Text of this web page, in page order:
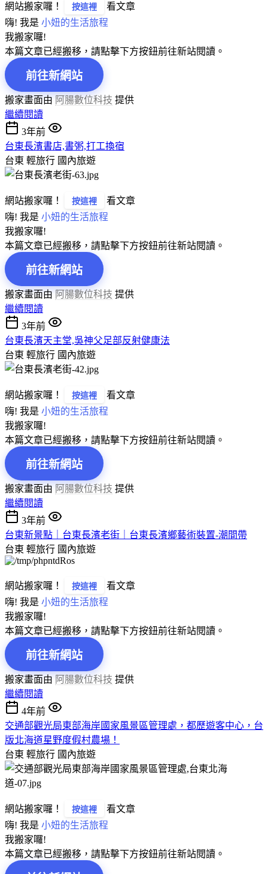
網站搬家囉！ 按這裡
看文章
嗨! 我是 小妞的生活旅程
我搬家囉!
本篇文章已經搬移，請點擊下方按鈕前往新站閱讀。
前往新網站
搬家畫面由 阿腸數位科技 提供
繼續閱讀
3年前
台東長濱書店,書粥,打工換宿
台東 輕旅行 國內旅遊
網站搬家囉！ 按這裡
看文章
嗨! 我是 小妞的生活旅程
我搬家囉!
本篇文章已經搬移，請點擊下方按鈕前往新站閱讀。
前往新網站
搬家畫面由 阿腸數位科技 提供
繼續閱讀
3年前
台東長濱天主堂,吳神父足部反射健康法
台東 輕旅行 國內旅遊
網站搬家囉！ 按這裡
看文章
嗨! 我是 小妞的生活旅程
我搬家囉!
本篇文章已經搬移，請點擊下方按鈕前往新站閱讀。
前往新網站
搬家畫面由 阿腸數位科技 提供
繼續閱讀
3年前
台東新景點｜台東長濱老街｜台東長濱鄉藝術裝置-潮間帶
台東 輕旅行 國內旅遊
網站搬家囉！ 按這裡
看文章
嗨! 我是 小妞的生活旅程
我搬家囉!
本篇文章已經搬移，請點擊下方按鈕前往新站閱讀。
前往新網站
搬家畫面由 阿腸數位科技 提供
繼續閱讀
4年前
交通部觀光局東部海岸國家風景區管理處，都歷遊客中心，台
版北海道星野度假村農場！
台東 輕旅行 國內旅遊
網站搬家囉！ 按這裡
看文章
嗨! 我是 小妞的生活旅程
我搬家囉!
本篇文章已經搬移，請點擊下方按鈕前往新站閱讀。